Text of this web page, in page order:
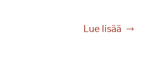
Lue lisää
V